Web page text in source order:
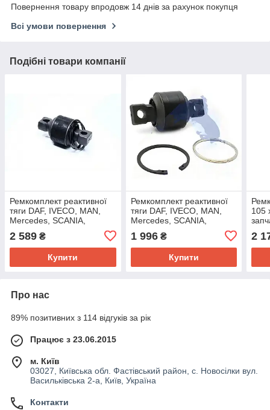
Повернення товару впродовж 14 днів за рахунок покупця
Всі умови повернення
Подібні товари компанії
Ремкомплект реактивної
тяги DAF, IVECO, MAN,
Mercedes, SCANIA,
226.018
2 589 ₴
Купити
Ремкомплект реактивної
тяги DAF, IVECO, MAN,
Mercedes, SCANIA,
(Sampa) 010.578
1 996₴
Купити
105
2
Про нас
89% позитивних з 114 відгуків за рік
Працює з 23.06.2015
м. Київ
03027, Київська обл. Фастівський район, с. Новосілки вул.
Васильківська 2-а, Київ, Україна
Контакти